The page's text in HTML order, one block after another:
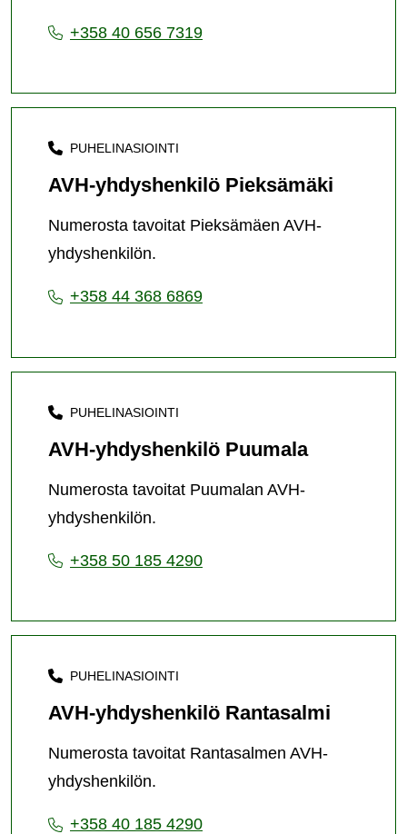
+358 40 656 7319
PUHELINASIOINTI
AVH-yhdyshenkilö Pieksämäki
Numerosta tavoitat Pieksämäen AVH-
yhdyshenkilön.
+358 44 368 6869
PUHELINASIOINTI
AVH-yhdyshenkilö Puumala
Numerosta tavoitat Puumalan AVH-
yhdyshenkilön.
+358 50 185 4290
PUHELINASIOINTI
AVH-yhdyshenkilö Rantasalmi
Numerosta tavoitat Rantasalmen AVH-
yhdyshenkilön.
+358 40 185 4290